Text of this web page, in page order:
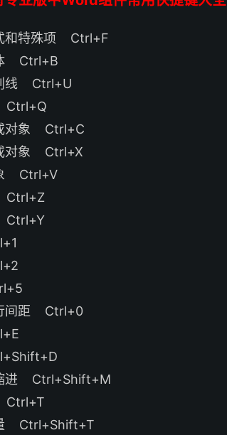
特殊项 Ctrl+F
Ctrl+B
线 Ctrl+U
对象 Ctrl+C
对象 Ctrl+X
Ctrl+V
间距 Ctrl+0
进 Ctrl+Shift+M
Ctrl+Shift+T